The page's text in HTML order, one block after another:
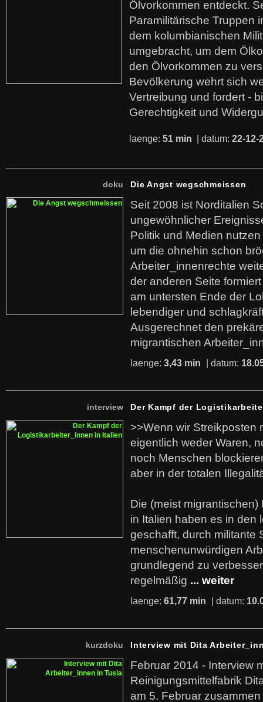
Ölvorkommen entdeckt.
Paramilitärische Truppen
dem kolumbianischen
umgebracht, um dem
den Ölvorkommen zu
Bevölkerung wehrt sich
Vertreibung und fordert -
Gerechtigkeit und
laenge: 51 min | datum: 22-12-
doku Die Angst wegschmeissen
Seit 2008 ist Norditalien
ungewöhnlicher
Politik und Medien
um die ohnehin schon
Arbeiter_innenrechte
der anderen Seite
am untersten Ende der
lebendiger und
Ausgerechnet den
migrantischen
laenge: 3,43 min | datum:
interview Der Kampf der
>>Wenn wir Streikposten
eigentlich weder Waren,
noch Menschen
aber in der totalen
Die (meist
in Italien haben es in den
geschafft, durch militante
menschenunwürdigen
grundlegend zu
regelmäßig ... weiter
laenge: 61,77 min | datum:
kurzdoku Interview mit Dita
Februar 2014 - Interview
Reinigungsmittelfabrik
am 5. Februar